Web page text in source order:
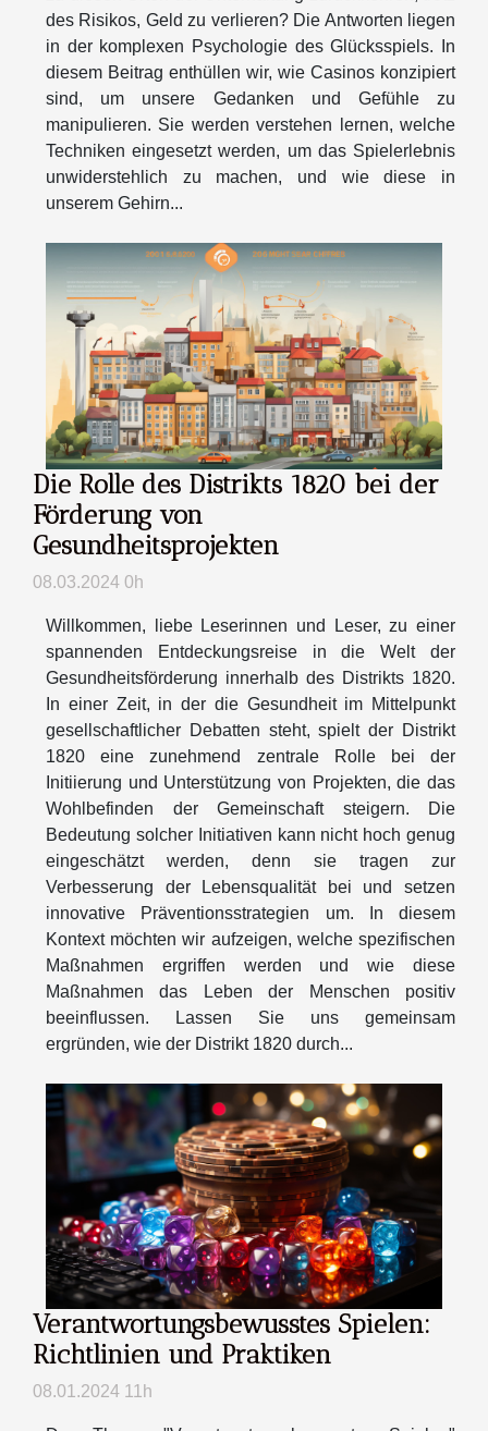
des Risikos, Geld zu verlieren? Die Antworten liegen
in der komplexen Psychologie des Glücksspiels. In
diesem Beitrag enthüllen wir, wie Casinos konzipiert
sind, um unsere Gedanken und Gefühle zu
manipulieren. Sie werden verstehen lernen, welche
Techniken eingesetzt werden, um das Spielerlebnis
unwiderstehlich zu machen, und wie diese in
unserem Gehirn...
Die Rolle des Distrikts 1820 bei der
Förderung von
Gesundheitsprojekten
08.03.2024 0h
Willkommen, liebe Leserinnen und Leser, zu einer
spannenden Entdeckungsreise in die Welt der
Gesundheitsförderung innerhalb des Distrikts 1820.
In einer Zeit, in der die Gesundheit im Mittelpunkt
gesellschaftlicher Debatten steht, spielt der Distrikt
1820 eine zunehmend zentrale Rolle bei der
Initiierung und Unterstützung von Projekten, die das
Wohlbefinden der Gemeinschaft steigern. Die
Bedeutung solcher Initiativen kann nicht hoch genug
eingeschätzt werden, denn sie tragen zur
Verbesserung der Lebensqualität bei und setzen
innovative Präventionsstrategien um. In diesem
Kontext möchten wir aufzeigen, welche spezifischen
Maßnahmen ergriffen werden und wie diese
Maßnahmen das Leben der Menschen positiv
beeinflussen. Lassen Sie uns gemeinsam
ergründen, wie der Distrikt 1820 durch...
Verantwortungsbewusstes Spielen:
Richtlinien und Praktiken
08.01.2024 11h